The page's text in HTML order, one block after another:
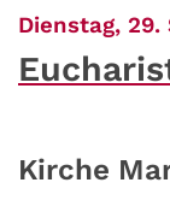
Dienstag,
Kirche